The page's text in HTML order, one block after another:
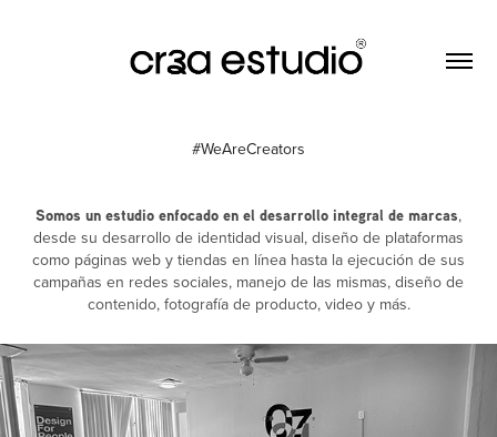
#WeAreCreators
Somos un estudio enfocado en el desarrollo integral de marcas,
desde su desarrollo de identidad visual, diseño de plataformas
como páginas web y tiendas en línea hasta la ejecución de sus
campañas en redes sociales, manejo de las mismas, diseño de
contenido, fotografía de producto, video y más.